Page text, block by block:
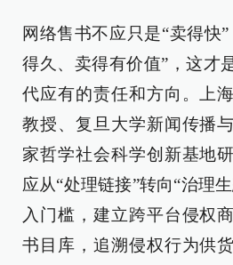
网络售书不应只是“卖得快
得久、卖得有价值”，这才
代应有的责任和方向。上
教授、复旦大学新闻传播
家哲学社会科学创新基地
应从“处理链接”转向“治理
入门槛，建立跨平台侵权
书目库，追溯侵权行为供